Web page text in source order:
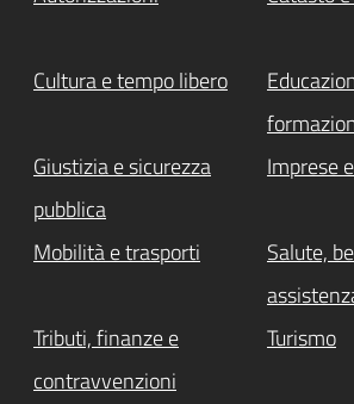
Cultura e tempo libero
Giustizia e sicurezza
pubblica
Imprese
Mobilità e trasporti
Salute,
Tributi, finanze e
contravvenzioni
Turismo